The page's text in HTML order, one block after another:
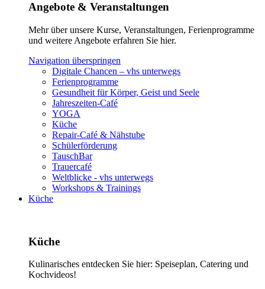
Angebote & Veranstaltungen
Mehr über unsere Kurse, Veranstaltungen, Ferienprogramme
und weitere Angebote erfahren Sie hier.
Navigation überspringen
Digitale Chancen – vhs unterwegs
Ferienprogramme
Gesundheit für Körper, Geist und Seele
Jahreszeiten-Café
YOGA
Küche
Repair-Café & Nähstube
Schülerförderung
TauschBar
Trauercafé
Weltblicke - vhs unterwegs
Workshops & Trainings
Küche
Küche
Kulinarisches entdecken Sie hier: Speiseplan, Catering und
Kochvideos!